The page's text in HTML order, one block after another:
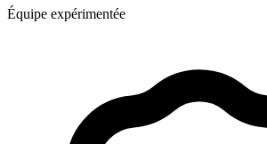
Équipe expérimentée